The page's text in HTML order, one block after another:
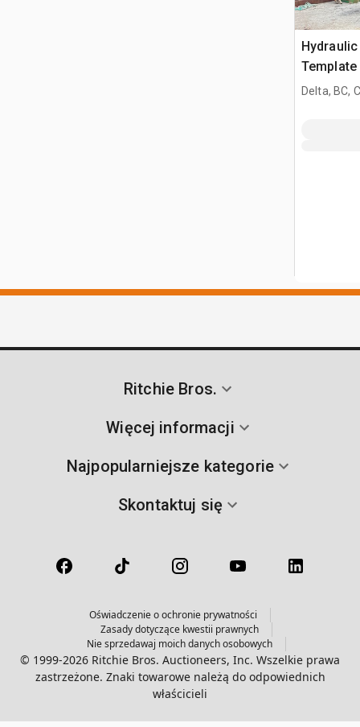
Vertical
Delta, BC,
Ritchie Bros.
Więcej informacji
Najpopularniejsze kategorie
Skontaktuj się
Oświadczenie o ochronie prywatności
Zasady dotyczące kwestii prawnych
Nie sprzedawaj moich danych osobowych
© 1999-2026 Ritchie Bros. Auctioneers, Inc. Wszelkie prawa
zastrzeżone. Znaki towarowe należą do odpowiednich
właścicieli